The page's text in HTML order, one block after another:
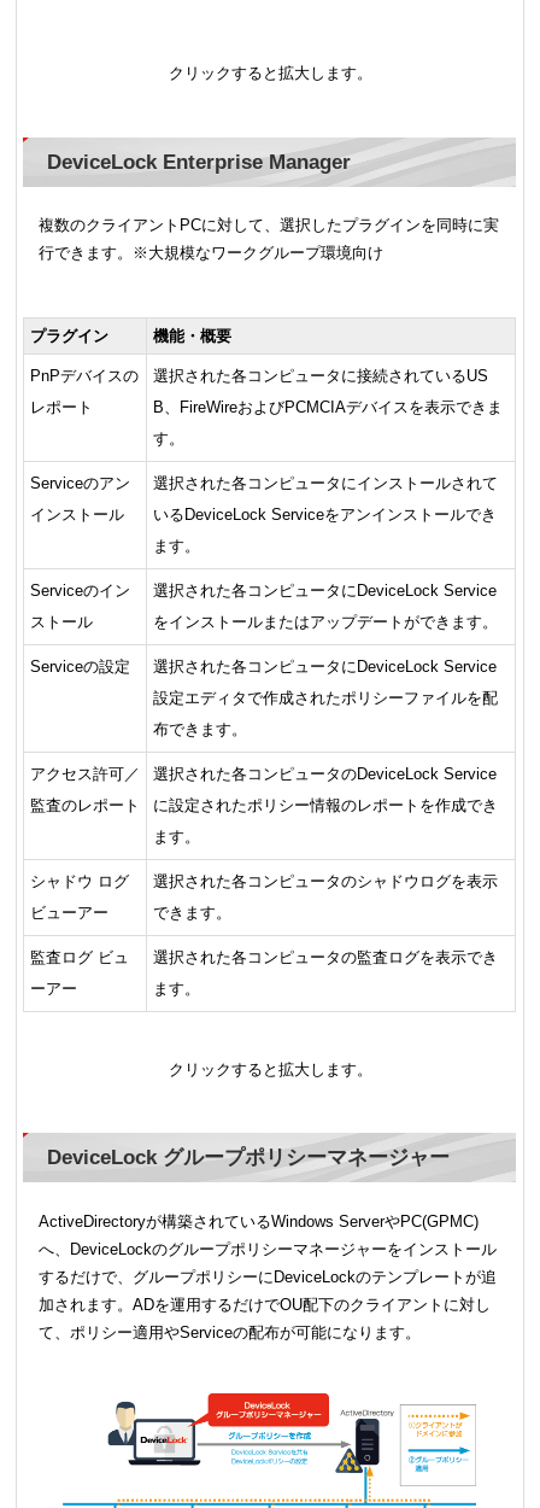
クリックすると拡大します。
DeviceLock Enterprise Manager
複数のクライアントPCに対して、選択したプラグインを同時に実
行できます。※大規模なワークグループ環境向け
プラグイン 機能・概要
PnPデバイスの
レポート
選択された各コンピュータに接続されているUS
B、FireWireおよびPCMCIAデバイスを表示できま
す。
Serviceのアン
インストール
選択された各コンピュータにインストールされて
いるDeviceLock Serviceをアンインストールでき
ます。
Serviceのイン
ストール
選択された各コンピュータにDeviceLock Service
をインストールまたはアップデートができます。
Serviceの設定
選択された各コンピュータにDeviceLock Service
設定エディタで作成されたポリシーファイルを配
布できます。
アクセス許可／
監査のレポート
選択された各コンピュータのDeviceLock Service
に設定されたポリシー情報のレポートを作成でき
ます。
シャドウ ログ
ビューアー
選択された各コンピュータのシャドウログを表示
できます。
監査ログ ビュ
ーアー
選択された各コンピュータの監査ログを表示でき
ます。
クリックすると拡大します。
DeviceLock グループポリシーマネージャー
ActiveDirectoryが構築されているWindows ServerやPC(GPMC)
へ、DeviceLockのグループポリシーマネージャーをインストール
するだけで、グループポリシーにDeviceLockのテンプレートが追
加されます。ADを運用するだけでOU配下のクライアントに対し
て、ポリシー適用やServiceの配布が可能になります。